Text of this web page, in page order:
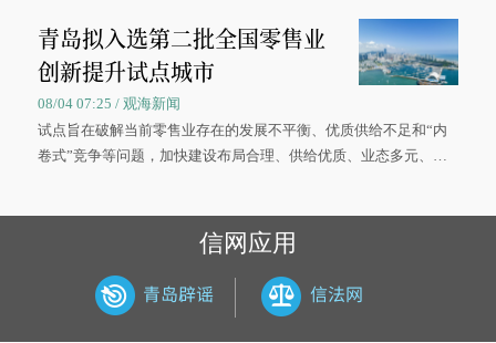
大学材料科学与工程学院材料类专业的录取通知书。
青岛拟入选第二批全国零售业
创新提升试点城市
08/04 07:25 / 观海新闻
试点旨在破解当前零售业存在的发展不平衡、优质供给不足和“内
卷式”竞争等问题，加快建设布局合理、供给优质、业态多元、智
信网应用